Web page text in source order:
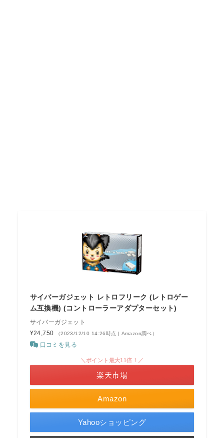
サイバーガジェット レトロフリーク (レトロゲー
ム互換機) (コントローラーアダプターセット)
サイバーガジェット
¥24,750
（2023/12/10 14:26時点 | Amazon調べ）
口コミを見る
Amazon
＼ポイント最大11倍！／
楽天市場
Yahooショッピング